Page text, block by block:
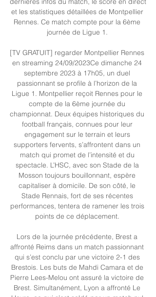
et les statistiques détaillées de Montpellier
Rennes. Ce match compte pour la 6ème
journée de Ligue 1.
[TV GRATUIT] regarder Montpellier Rennes
en streaming 24/09/2023Ce dimanche 24
septembre 2023 à 17h05, un duel
passionnant se profile à l’horizon de la
Ligue 1. Montpellier reçoit Rennes pour le
compte de la 6ème journée du
championnat. Deux équipes historiques du
football français, connues pour leur
engagement sur le terrain et leurs
supporters fervents, s’affrontent dans un
match qui promet de l’intensité et du
spectacle. L’HSC, avec son Stade de la
Mosson toujours bouillonnant, espère
capitaliser à domicile. De son côté, le
Stade Rennais, fort de ses récentes
performances, tentera de ramener les trois
points de ce déplacement.
Lors de la journée précédente, Brest a
affronté Reims dans un match passionnant
qui s’est conclu par une victoire 2-1 des
Brestois. Les buts de Mahdi Camara et de
Pierre Lees-Melou ont assuré la victoire de
Brest. Simultanément, Lyon a affronté Le